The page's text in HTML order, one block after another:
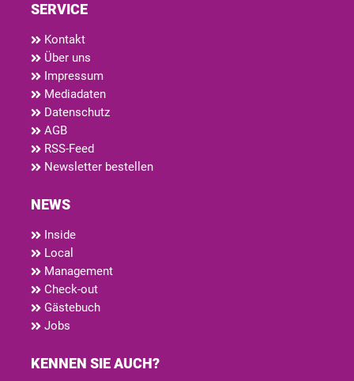
SERVICE
Kontakt
Über uns
Impressum
Mediadaten
Datenschutz
AGB
RSS-Feed
Newsletter bestellen
NEWS
Inside
Local
Management
Check-out
Gästebuch
Jobs
KENNEN SIE AUCH?